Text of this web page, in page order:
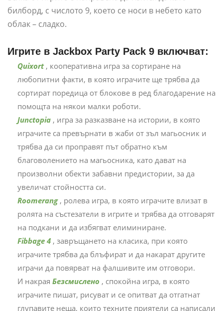
билборд, с числото 9, което се носи в небето като
облак – сладко.
Игрите в Jackbox Party Pack 9 включват:
Quixort , кооперативна игра за сортиране на
любопитни факти, в която играчите ще трябва да
сортират поредица от блокове в ред благодарение на
помощта на някои малки роботи.
Junctopia , игра за разказване на истории, в която
играчите са превърнати в жаби от зъл магьосник и
трябва да си проправят път обратно към
благоволението на магьосника, като дават на
произволни обекти забавни предистории, за да
увеличат стойността си.
Roomerang , ролева игра, в която играчите влизат в
ролята на състезатели в игрите и трябва да отговарят
на подкани и да избягват елиминиране.
Fibbage 4 , завръщането на класика, при която
играчите трябва да блъфират и да накарат другите
играчи да повярват на фалшивите им отговори.
И накрая Безсмислено , спокойна игра, в която
играчите пишат, рисуват и се опитват да отгатнат
глупавите неща, които техните приятели са написали